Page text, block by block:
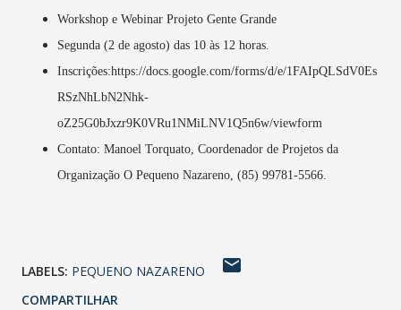
Workshop e Webinar Projeto Gente Grande
Segunda (2 de agosto) das 10 às 12 horas.
Inscrições:https://docs.google.com/forms/d/e/1FAIpQLSdV0Es
RSzNhLbN2Nhk-
oZ25G0bJxzr9K0VRu1NMiLNV1Q5n6w/viewform
Contato: Manoel Torquato, Coordenador de Projetos da
Organização O Pequeno Nazareno, (85) 99781-5566.
LABELS: PEQUENO NAZARENO
COMPARTILHAR